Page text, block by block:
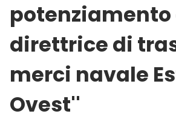
potenziamento
direttrice di
merci navale
Ovest''